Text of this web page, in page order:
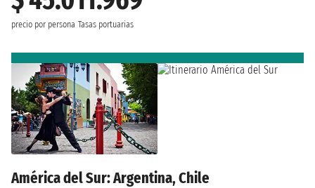
precio por persona Tasas portuarias
América del Sur: Argentina, Chile